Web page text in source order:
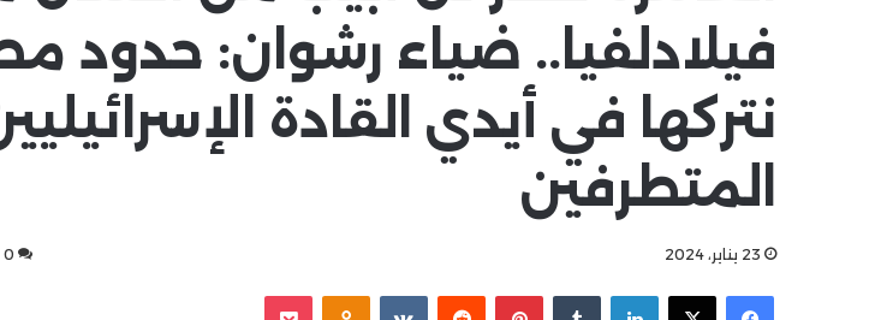
فيلادلفيا.. ضياء رشوان: حدود
نتركها في أيدي القادة
المتطرفين
23 يناير، 2024 0
فيسبوك
X لينكدإن بينتيريست Odnoklassniki
بوكيت